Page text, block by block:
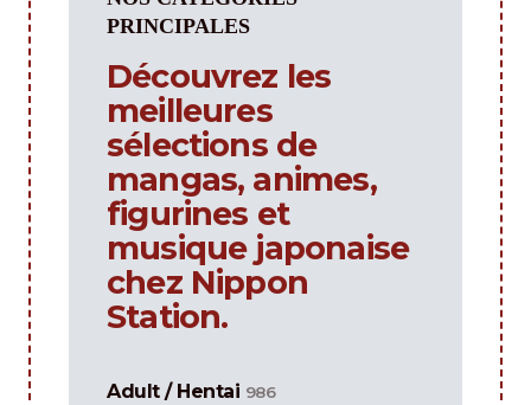
PRINCIPALES
Découvrez les
meilleures
sélections de
mangas, animes,
figurines et
musique japonaise
chez Nippon
Station.
Adult / Hentai 986